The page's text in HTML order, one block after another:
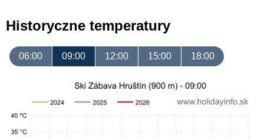
Historyczne temperatury
06:00 09:00 12:00 15:00 18:00